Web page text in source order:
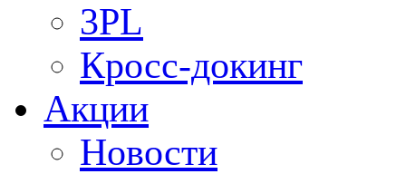
3PL
Кросс-докинг
Акции
Новости